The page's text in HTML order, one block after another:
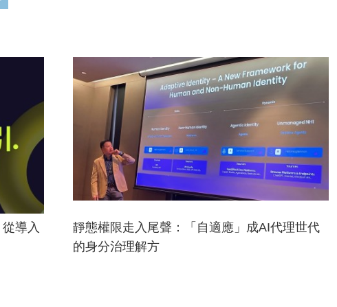
導入
靜態權限走入尾聲：「自適應」成AI代理世代
的身分治理解方